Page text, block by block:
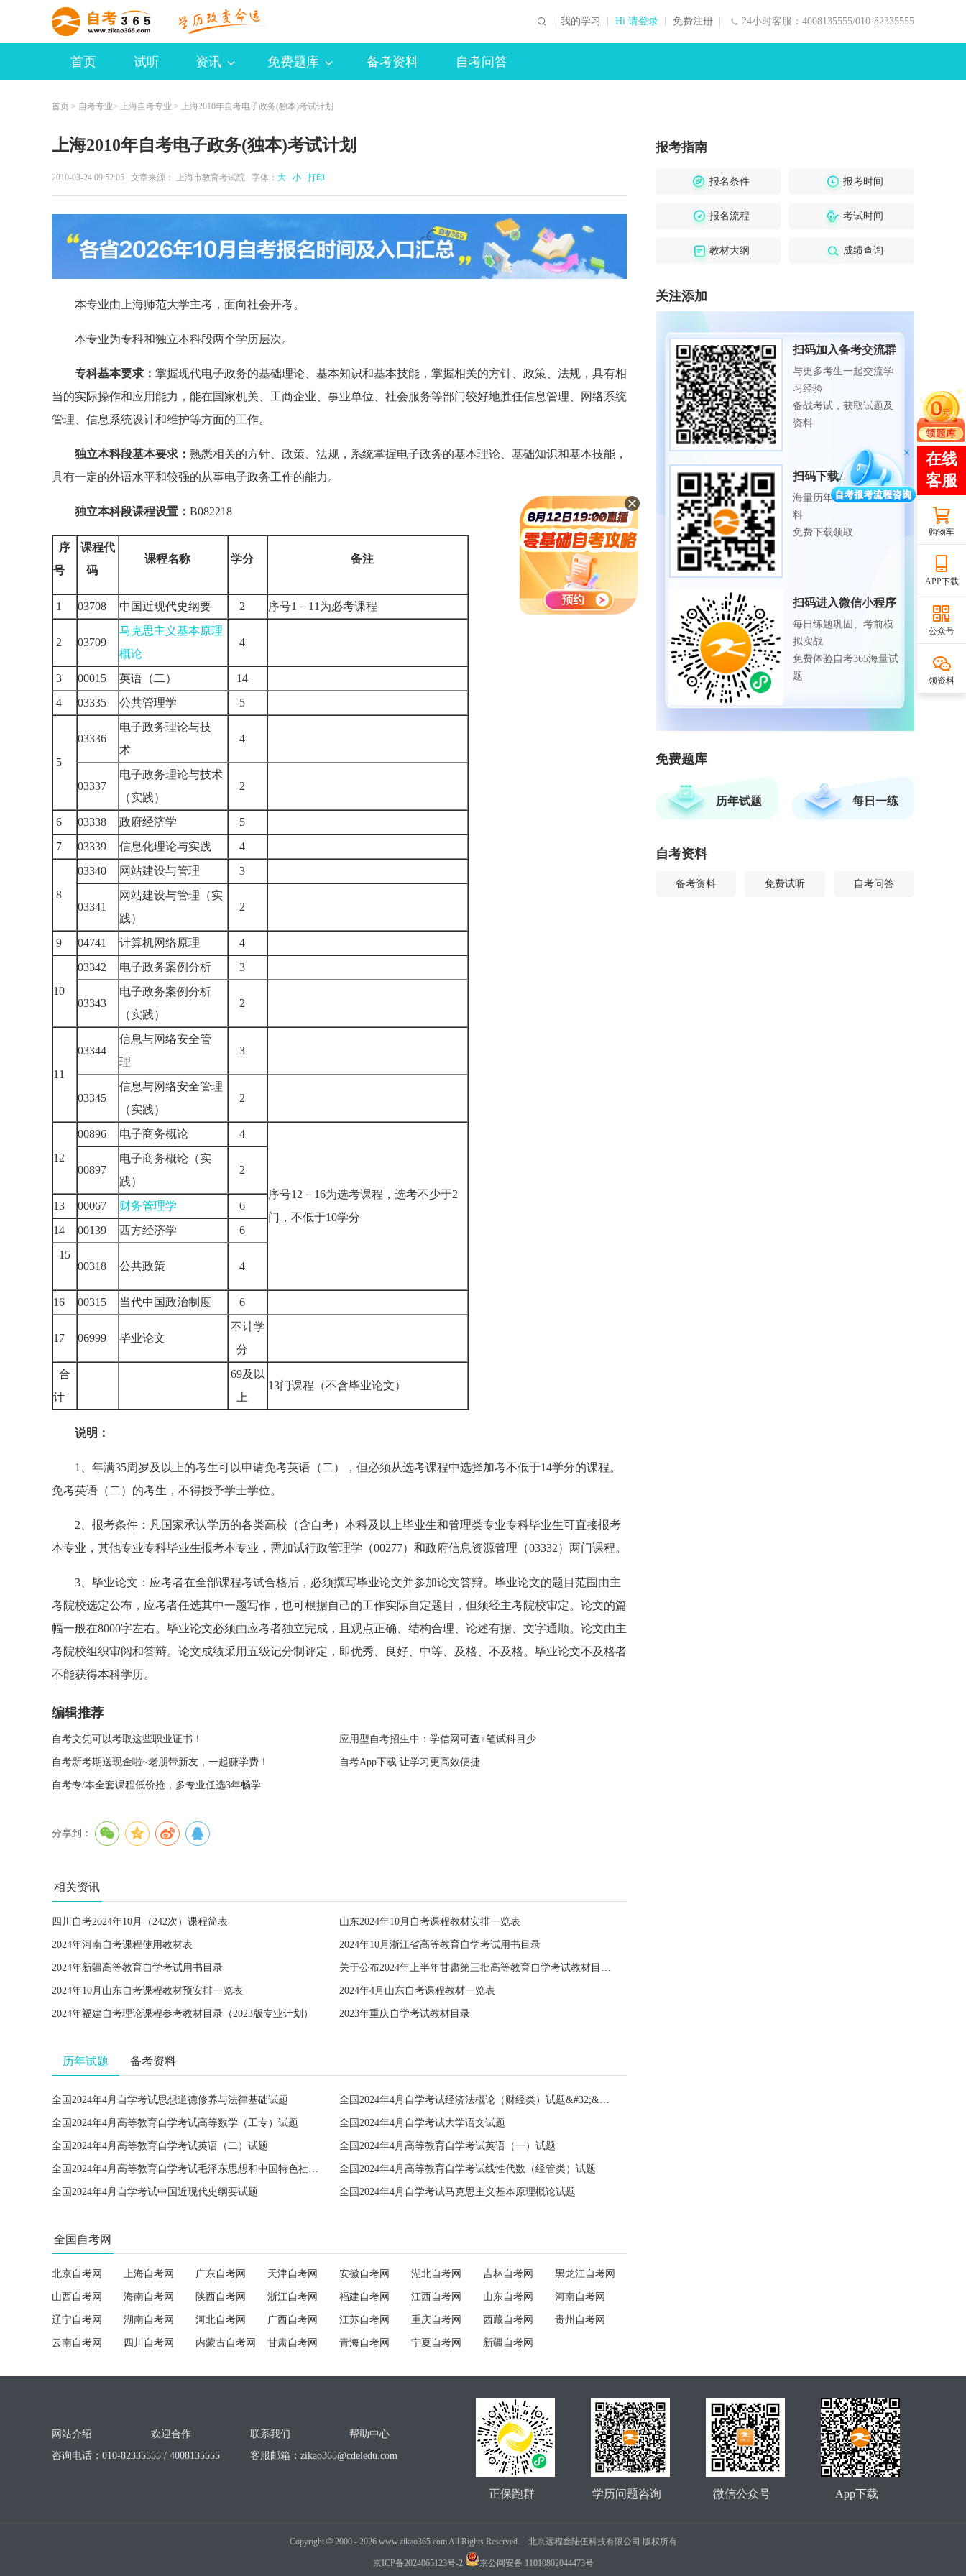
24小时客服：4008135555/010-82335555
我的学习 Hi 请登录 免费注册
首页 试听 资讯 免费题库 备考资料 自考问答
首页 > 自考专业> 上海自考专业 > 上海2010年自考电子政务(独本)考试计划
上海2010年自考电子政务(独本)考试计划
2010-03-24 09:52:05 文章来源： 上海市教育考试院 字体： 大 小 打印
本专业由上海师范大学主考，面向社会开考。
本专业为专科和独立本科段两个学历层次。
专科基本要求： 掌握现代电子政务的基础理论、基本知识和基本技能，掌握相关的方针、政策、法规，具有相
当的实际操作和应用能力，能在国家机关、工商企业、事业单位、社会服务等部门较好地胜任信息管理、网络系统
管理、信息系统设计和维护等方面的工作。
独立本科段基本要求： 熟悉相关的方针、政策、法规，系统掌握电子政务的基本理论、基础知识和基本技能，
具有一定的外语水平和较强的从事电子政务工作的能力。
独立本科段课程设置： B082218
序
号
课程代
码
课程名称 学分 备注
1 03708 中国近现代史纲要 2 序号1－11为必考课程
2 03709
马克思主义基本原理
概论
4
3 00015 英语（二）
14
4
03335 公共管理学 5
5
03336
电子政务理论与技
术
4
03337
电子政务理论与技术
（实践）
2
6 03338 政府经济学
5
7
03339 信息化理论与实践 4
8
03340 网站建设与管理 3
03341
网站建设与管理（实
践）
2
9 04741 计算机网络原理 4
10
03342 电子政务案例分析 3
03343
电子政务案例分析
（实践）
2
11
03344
信息与网络安全管
理
3
03345
信息与网络安全管理
（实践）
2
12
00896 电子商务概论 4
序号12－16为选考课程，选考不少于2
门，不低于10学分
00897
电子商务概论（实
践）
2
13 00067 财务管理学
6
14
00139 西方经济学
6
15
00318
公共政策 4
16 00315 当代中国政治制度 6
17 06999 毕业论文
不计学
分
合
计
69及以
上
13门课程（不含毕业论文）
说明：
1、年满35周岁及以上的考生可以申请免考英语（二），但必须从选考课程中选择加考不低于14学分的课程。
免考英语（二）的考生，不得授予学士学位。
2、报考条件：凡国家承认学历的各类高校（含自考）本科及以上毕业生和管理类专业专科毕业生可直接报考
本专业，其他专业专科毕业生报考本专业，需加试行政管理学（00277）和政府信息资源管理（03332）两门课程。
3、毕业论文：应考者在全部课程考试合格后，必须撰写毕业论文并参加论文答辩。毕业论文的题目范围由主
考院校选定公布，应考者任选其中一题写作，也可根据自己的工作实际自定题目，但须经主考院校审定。论文的篇
幅一般在8000字左右。毕业论文必须由应考者独立完成，且观点正确、结构合理、论述有据、文字通顺。论文由主
考院校组织审阅和答辩。论文成绩采用五级记分制评定，即优秀、良好、中等、及格、不及格。毕业论文不及格者
不能获得本科学历。
编辑推荐
自考文凭可以考取这些职业证书！ 应用型自考招生中：学信网可查+笔试科目少
自考新考期送现金啦~老朋带新友，一起赚学费！ 自考App下载 让学习更高效便捷
自考专/本全套课程低价抢，多专业任选3年畅学
分享到：
相关资讯
四川自考2024年10月（242次）课程简表 山东2024年10月自考课程教材安排一览表
2024年河南自考课程使用教材表 2024年10月浙江省高等教育自学考试用书目录
2024年新疆高等教育自学考试用书目录 关于公布2024年上半年甘肃第三批高等教育自学考试教材目录的通知
2024年10月山东自考课程教材预安排一览表 2024年4月山东自考课程教材一览表
2024年福建自考理论课程参考教材目录（2023版专业计划） 2023年重庆自学考试教材目录
历年试题 备考资料
全国2024年4月自学考试思想道德修养与法律基础试题 全国2024年4月自学考试经济法概论（财经类）试题&#32;&#32;
全国2024年4月高等教育自学考试高等数学（工专）试题 全国2024年4月自学考试大学语文试题
全国2024年4月高等教育自学考试英语（二）试题 全国2024年4月高等教育自学考试英语（一）试题
全国2024年4月高等教育自学考试毛泽东思想和中国特色社会主义理论体系概论试题 全国2024年4月高等教育自学考试线性代数（经管类）试题
全国2024年4月自学考试中国近现代史纲要试题 全国2024年4月自学考试马克思主义基本原理概论试题
全国自考网
北京自考网 上海自考网 广东自考网 天津自考网 安徽自考网 湖北自考网 吉林自考网 黑龙江自考网
山西自考网 海南自考网 陕西自考网 浙江自考网 福建自考网 江西自考网 山东自考网 河南自考网
辽宁自考网 湖南自考网 河北自考网 广西自考网 江苏自考网 重庆自考网 西藏自考网 贵州自考网
云南自考网 四川自考网 内蒙古自考网 甘肃自考网 青海自考网 宁夏自考网 新疆自考网
报考指南
报名条件 报考时间
报名流程 考试时间
教材大纲 成绩查询
关注添加
扫码加入备考交流群
与更多考生一起交流学
习经验
备战考试，获取试题及
资料
扫码下载APP
海量历年试题、备考资
料
免费下载领取
扫码进入微信小程序
每日练题巩固、考前模
拟实战
免费体验自考365海量试
题
免费题库
历年试题 每日一练
自考资料
备考资料 免费试听 自考问答
购物车
APP下载
公众号
领资料
网站介绍 欢迎合作 联系我们
帮助中心
咨询电话：010-82335555 / 4008135555
客服邮箱： zikao365@cdeledu.com
App下载
微信公众号
学历问题咨询
正保跑群
Copyright ©2000 - 2026www.zikao365.com All Rights Reserved. 北京远程叁陆伍科技有限公司 版权所有
京ICP备2024065123号-2 京公网安备 11010802044473号